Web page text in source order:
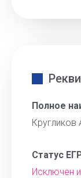
Полное
Кругликов
Статус
Исключен